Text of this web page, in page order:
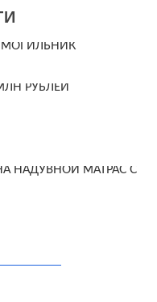
РУБЛЕЙ
НАДУВНОЙ МАТРАС С